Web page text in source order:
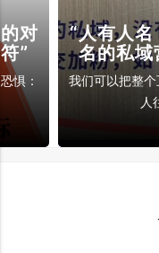
对
”
惧：
“人有人
名的私域
我们可以把整
人